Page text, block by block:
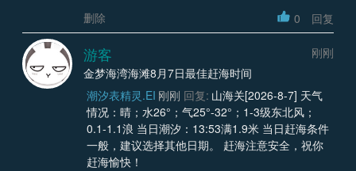
删除
0 回复
游客
刚刚
金梦海湾海滩8月7日最佳赶海时间
潮汐表精灵.EI 刚刚 回复: 山海关[2026-8-7] 天气
情况：晴；水26°；气25°-32°；1-3级东北风；
0.1-1.1浪 当日潮汐：13:53满1.9米 当日赶海条件
一般，建议选择其他日期。 赶海注意安全，祝你
赶海愉快！